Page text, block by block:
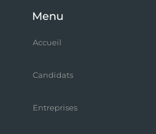
Menu
Accueil
Candidats
Entreprises